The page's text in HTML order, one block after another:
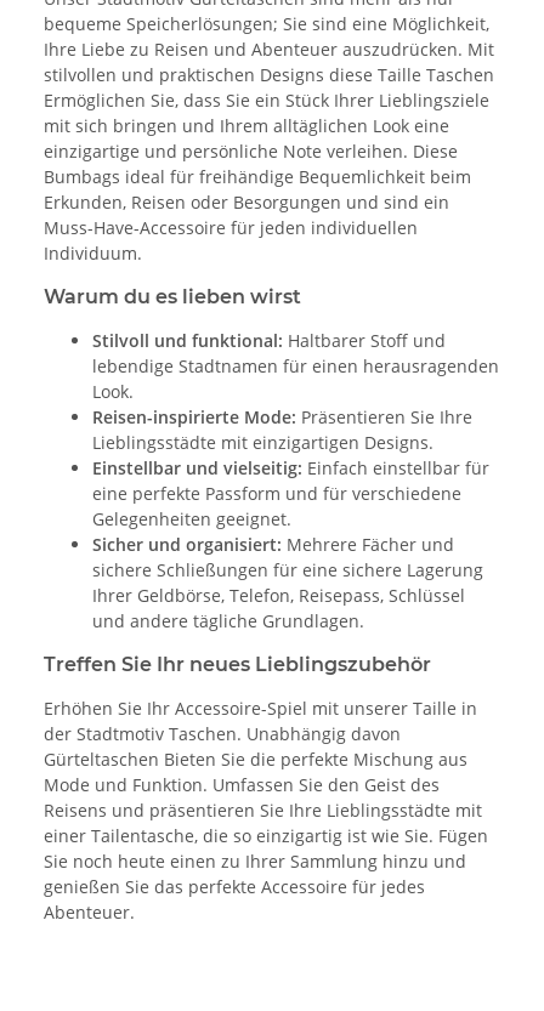
bequeme Speicherlösungen; Sie sind eine Möglichkeit,
Ihre Liebe zu Reisen und Abenteuer auszudrücken. Mit
stilvollen und praktischen Designs diese Taille Taschen
Ermöglichen Sie, dass Sie ein Stück Ihrer Lieblingsziele
mit sich bringen und Ihrem alltäglichen Look eine
einzigartige und persönliche Note verleihen. Diese
Bumbags ideal für freihändige Bequemlichkeit beim
Erkunden, Reisen oder Besorgungen und sind ein
Muss-Have-Accessoire für jeden individuellen
Individuum.
Warum du es lieben wirst
Stilvoll und funktional: Haltbarer Stoff und
lebendige Stadtnamen für einen herausragenden
Look.
Reisen-inspirierte Mode: Präsentieren Sie Ihre
Lieblingsstädte mit einzigartigen Designs.
Einstellbar und vielseitig: Einfach einstellbar für
eine perfekte Passform und für verschiedene
Gelegenheiten geeignet.
Sicher und organisiert: Mehrere Fächer und
sichere Schließungen für eine sichere Lagerung
Ihrer Geldbörse, Telefon, Reisepass, Schlüssel
und andere tägliche Grundlagen.
Treffen Sie Ihr neues Lieblingszubehör
Erhöhen Sie Ihr Accessoire-Spiel mit unserer Taille in
der Stadtmotiv Taschen. Unabhängig davon
Gürteltaschen Bieten Sie die perfekte Mischung aus
Mode und Funktion. Umfassen Sie den Geist des
Reisens und präsentieren Sie Ihre Lieblingsstädte mit
einer Tailentasche, die so einzigartig ist wie Sie. Fügen
Sie noch heute einen zu Ihrer Sammlung hinzu und
genießen Sie das perfekte Accessoire für jedes
Abenteuer.